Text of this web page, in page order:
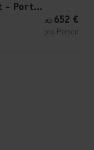
Pickalbatros Vita Resort - Portofino Marsa Alam
ab 652 €
pro Person